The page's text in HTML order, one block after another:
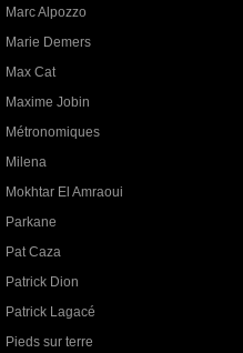
Marc Alpozzo
Marie Demers
Max Cat
Maxime Jobin
Métronomiques
Milena
Mokhtar El Amraoui
Parkane
Pat Caza
Patrick Dion
Patrick Lagacé
Pieds sur terre